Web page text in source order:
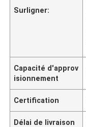
Surligner:
Capacité d'approv
isionnement
Certification
Délai de livraison